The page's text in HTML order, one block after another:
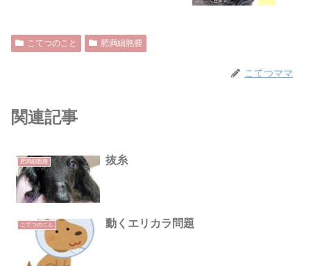
こてつのこと 肥満細胞腫
こてつママ
関連記事
肥満細胞腫 抜糸
こてつのこと 動くエリカラ問題